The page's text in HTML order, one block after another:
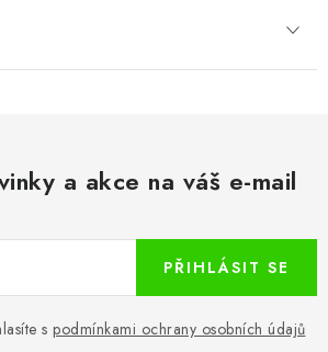
a akce na váš e-mail
s podmínkami ochrany osobních údajů
PŘIHLÁSIT SE